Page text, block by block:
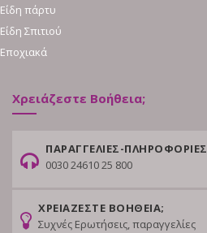
Είδη πάρτυ
Είδη Σπιτιού
Εποχιακά
Χρειάζεστε Βοήθεια;
ΠΑΡΑΓΓΕΛΙΕΣ-ΠΛΗΡΟΦΟΡΙΕΣ
0030 24610 25 800
ΧΡΕΙΑΖΕΣΤΕ ΒΟΗΘΕΙΑ;
Συχνές Ερωτήσεις, παραγγελίες